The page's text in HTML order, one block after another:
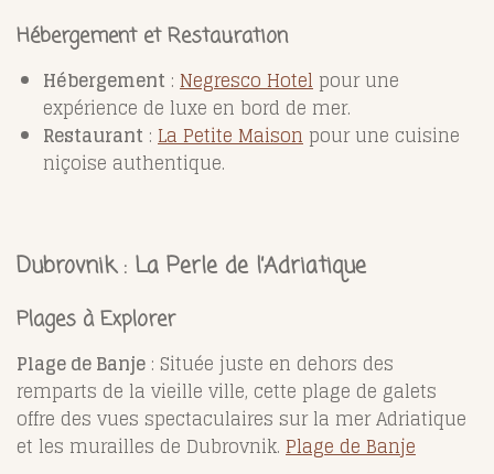
Hébergement et Restauration
Hébergement : Negresco Hotel pour une
expérience de luxe en bord de mer.
Restaurant : La Petite Maison pour une cuisine
niçoise authentique.
Dubrovnik : La Perle de l’Adriatique
Plages à Explorer
Plage de Banje : Située juste en dehors des
remparts de la vieille ville, cette plage de galets
offre des vues spectaculaires sur la mer Adriatique
et les murailles de Dubrovnik. Plage de Banje